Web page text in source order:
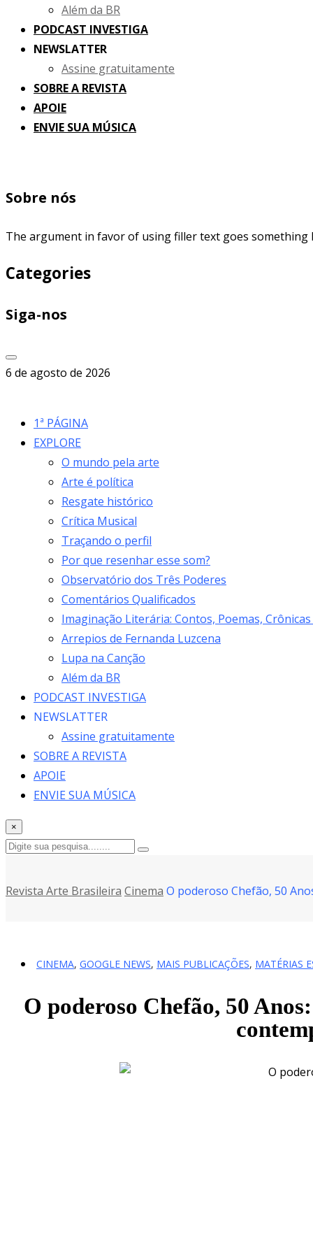
Além da BR
PODCAST INVESTIGA
NEWSLATTER
Assine gratuitamente
SOBRE A REVISTA
APOIE
ENVIE SUA MÚSICA
Sobre nós
The argument in favor of using filler text goes
Categories
Siga-nos
6 de agosto de 2026
1ª PÁGINA
EXPLORE
O mundo pela arte
Arte é política
Resgate histórico
Crítica Musical
Traçando o perfil
Por que resenhar esse som?
Observatório dos Três Poderes
Comentários Qualificados
Imaginação Literária: Contos, Poemas,
Arrepios de Fernanda Luzcena
Lupa na Canção
Além da BR
PODCAST INVESTIGA
NEWSLATTER
Assine gratuitamente
SOBRE A REVISTA
APOIE
ENVIE SUA MÚSICA
×
Revista Arte Brasileira Cinema O poderoso Chefão, 50
CINEMA, GOOGLE NEWS, MAIS PUBLICAÇÕES, MATÉRIAS
O poderoso Chefão, 50